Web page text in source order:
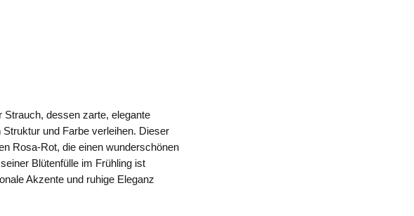
dessen zarte, elegante
und Farbe verleihen. Dieser
Rosa-Rot, die einen wunderschönen
Blütenfülle im Frühling ist
Akzente und ruhige Eleganz